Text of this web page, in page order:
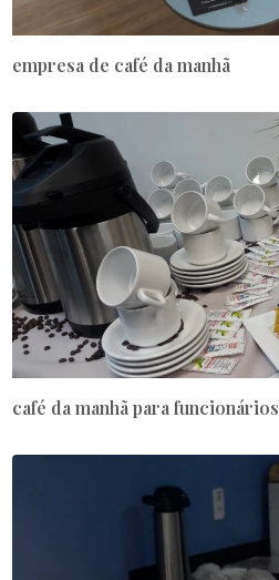
empresa de café da manhã
café da manhã para funcionários